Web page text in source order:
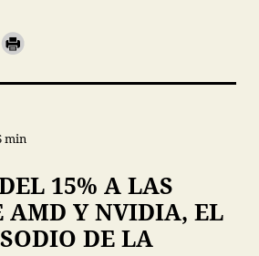
min
15% A LAS
AMD Y NVIDIA, EL
DE LA